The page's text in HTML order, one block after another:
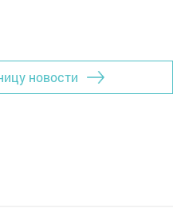
новости